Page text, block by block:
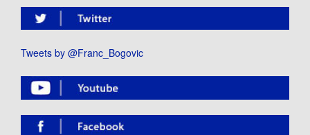
Tweets by @Franc_Bogovic